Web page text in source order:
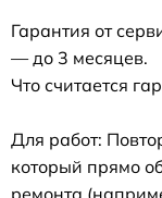
Гарантия от
— до 3 месяцев.
Что считается
Для работ:
который прямо